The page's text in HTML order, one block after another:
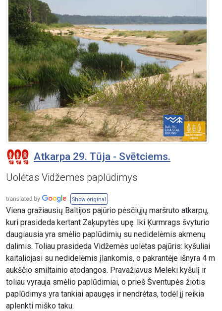
Atkarpa 29. Tūja - Svētciems.
Uolėtas Vidžemės paplūdimys
Show original
Viena gražiausių Baltijos pajūrio pėsčiųjų maršruto atkarpų,
kuri prasideda kertant Zaķupytės upę. Iki Ķurmrags švyturio
daugiausia yra smėlio paplūdimių su nedidelėmis akmenų
dalimis. Toliau prasideda Vidžemės uolėtas pajūris: kyšuliai
kaitaliojasi su nedidelėmis įlankomis, o pakrantėje išnyra 4 m
aukščio smiltainio atodangos. Pravažiavus Meleki kyšulį ir
toliau vyrauja smėlio paplūdimiai, o prieš Šventupės žiotis
paplūdimys yra tankiai apaugęs ir nendrėtas, todėl jį reikia
aplenkti miško taku.